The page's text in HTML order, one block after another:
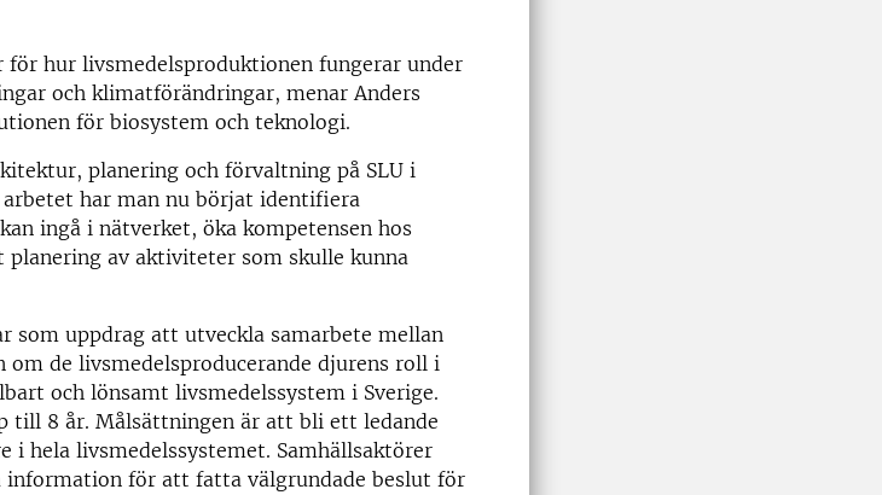
för hur livsmedelsproduktionen fungerar under
och klimatförändringar, menar Anders
för biosystem och teknologi.
planering och förvaltning på SLU i
har man nu börjat identifiera
ingå i nätverket, öka kompetensen hos
av aktiviteter som skulle kunna
som uppdrag att utveckla samarbete mellan
de livsmedelsproducerande djurens roll i
och lönsamt livsmedelssystem i Sverige.
till 8 år. Målsättningen är att bli ett ledande
i hela livsmedelssystemet. Samhällsaktörer
information för att fatta välgrundade beslut för